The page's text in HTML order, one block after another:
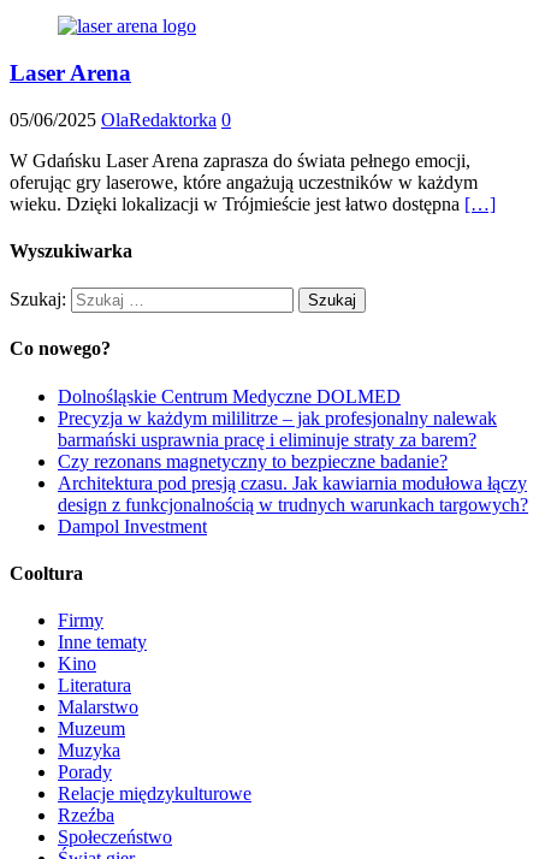
Laser Arena
05/06/2025 OlaRedaktorka 0
W Gdańsku Laser Arena zaprasza do świata pełnego emocji,
oferując gry laserowe, które angażują uczestników w każdym
wieku. Dzięki lokalizacji w Trójmieście jest łatwo dostępna […]
Wyszukiwarka
Szukaj:
Co nowego?
Dolnośląskie Centrum Medyczne DOLMED
Precyzja w każdym mililitrze – jak profesjonalny nalewak
barmański usprawnia pracę i eliminuje straty za barem?
Czy rezonans magnetyczny to bezpieczne badanie?
Architektura pod presją czasu. Jak kawiarnia modułowa łączy
design z funkcjonalnością w trudnych warunkach targowych?
Dampol Investment
Cooltura
Firmy
Inne tematy
Kino
Literatura
Malarstwo
Muzeum
Muzyka
Porady
Relacje międzykulturowe
Rzeźba
Społeczeństwo